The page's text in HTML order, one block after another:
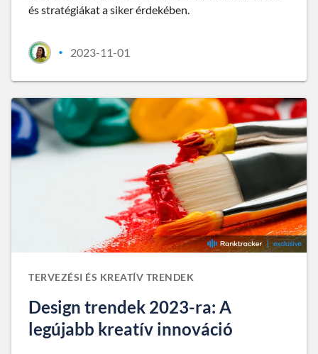
és stratégiákat a siker érdekében.
• 2023-11-01
TERVEZÉSI ÉS KREATÍV TRENDEK
Design trendek 2023-ra: A
legújabb kreatív innováció